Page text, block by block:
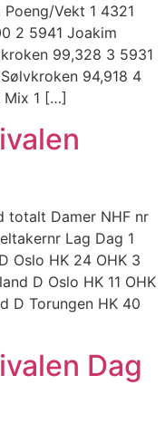
Vekt 1 4321
2 5941 Joakim
99,328 3 5931
94,918 4
Mix 1 […]
totalt Damer NHF nr
Lag Dag 1
Oslo HK 24 OHK 3
D Oslo HK 11 OHK
D Torungen HK 40
Dag